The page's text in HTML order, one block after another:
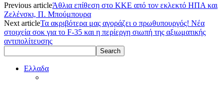
Previous articleΆθλια επίθεση στο ΚΚΕ από τον εκλεκτό ΗΠΑ και
Ζελένσκι, Π. Μπούμπουρα
Next articleΤα ακριβότερα μας αγοράζει ο πρωθυπουργός! Νέα
στοιχεία σοκ για το F-35 και η περίεργη σιωπή της αξιωματικής
αντιπολίτευσης
Ελλαδα